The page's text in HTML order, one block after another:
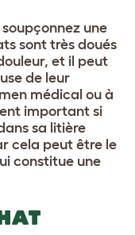
une
sont très doués
et il peut
de leur
médical ou à
important si
sa litière
cela peut être le
constitue une